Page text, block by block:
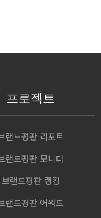
프로젝트
랜드평판 리포트
랜드평판 모니터
브랜드평판 랭킹
랜드평판 어워드